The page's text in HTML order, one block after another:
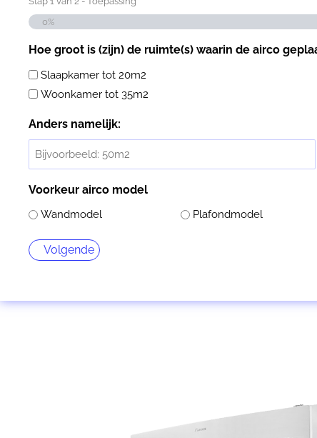
0%
Hoe groot is (zijn) de ruimte(s) waarin de airco
Slaapkamer tot 20m2
Woonkamer tot 35m2
Anders namelijk:
Voorkeur airco model
Wandmodel Plafondmodel